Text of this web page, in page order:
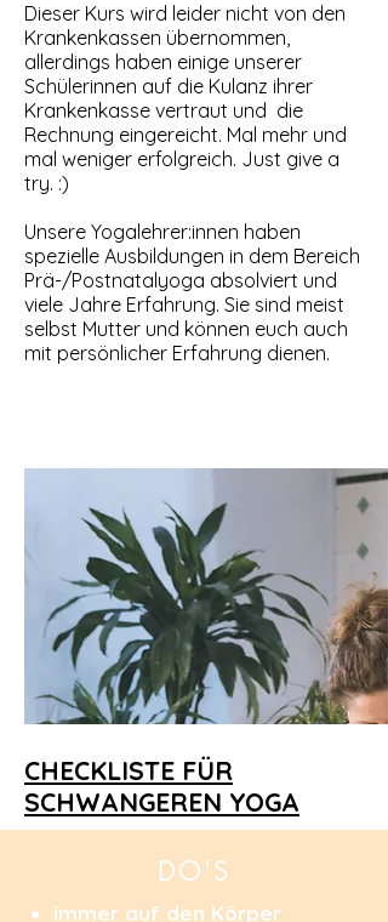
Dieser Kurs wird leider nicht von den
Krankenkassen übernommen,
allerdings haben einige unserer
Schülerinnen auf die Kulanz ihrer
Krankenkasse vertraut und die
Rechnung eingereicht. Mal mehr und
mal weniger erfolgreich. Just give a
try. :)
Unsere Yogalehrer:innen haben
spezielle Ausbildungen in dem Bereich
Prä-/Postnatalyoga absolviert und
viele Jahre Erfahrung. Sie sind meist
selbst Mutter und können euch auch
mit persönlicher Erfahrung dienen.
CHECKLISTE FÜR
SCHWANGEREN YOGA
DO'S
immer auf den Körper